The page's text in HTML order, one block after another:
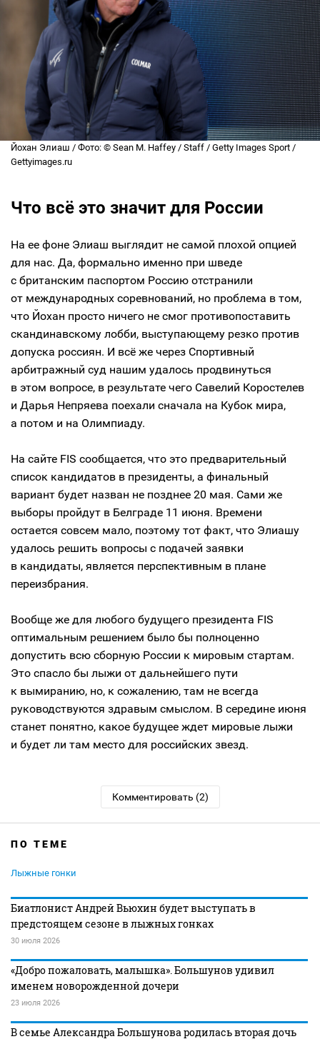
Йохан Элиаш / Фото: © Sean M. Haffey / Staff / Getty Images Sport /
Gettyimages.ru
Что всё это значит для России
На ее фоне Элиаш выглядит не самой плохой опцией
для нас. Да, формально именно при шведе
с британским паспортом Россию отстранили
от международных соревнований, но проблема в том,
что Йохан просто ничего не смог противопоставить
скандинавскому лобби, выступающему резко против
допуска россиян. И всё же через Спортивный
арбитражный суд нашим удалось продвинуться
в этом вопросе, в результате чего Савелий Коростелев
и Дарья Непряева поехали сначала на Кубок мира,
а потом и на Олимпиаду.
На сайте FIS сообщается, что это предварительный
список кандидатов в президенты, а финальный
вариант будет назван не позднее 20 мая. Сами же
выборы пройдут в Белграде 11 июня. Времени
остается совсем мало, поэтому тот факт, что Элиашу
удалось решить вопросы с подачей заявки
в кандидаты, является перспективным в плане
переизбрания.
Вообще же для любого будущего президента FIS
оптимальным решением было бы полноценно
допустить всю сборную России к мировым стартам.
Это спасло бы лыжи от дальнейшего пути
к вымиранию, но, к сожалению, там не всегда
руководствуются здравым смыслом. В середине июня
станет понятно, какое будущее ждет мировые лыжи
и будет ли там место для российских звезд.
Комментировать (2)
ПО ТЕМЕ
Лыжные гонки
Биатлонист Андрей Вьюхин будет выступать в
предстоящем сезоне в лыжных гонках
30 июля 2026
«Добро пожаловать, малышка». Большунов удивил
именем новорожденной дочери
23 июля 2026
В семье Александра Большунова родилась вторая дочь